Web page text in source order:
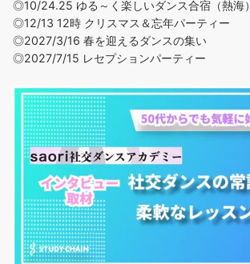
◎10/24.25 ゆる～く楽しいダンス合宿（熱海）
◎12/13 12時 クリスマス＆忘年パーティー
◎2027/3/16 春を迎えるダンスの集い
◎2027/7/15 レセプションパーティー